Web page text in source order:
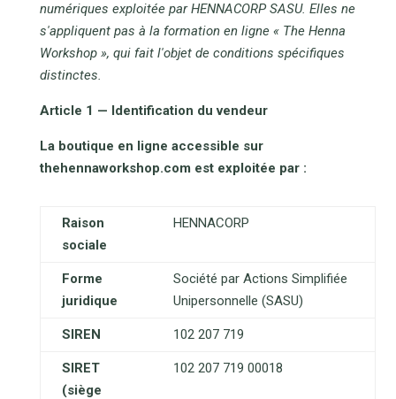
numériques exploitée par HENNACORP SASU. Elles ne
s'appliquent pas à la formation en ligne « The Henna
Workshop », qui fait l'objet de conditions spécifiques
distinctes.
Article 1 — Identification du vendeur
La boutique en ligne accessible sur
thehennaworkshop.com est exploitée par :
Raison
sociale
HENNACORP
Forme
juridique
Société par Actions Simplifiée
Unipersonnelle (SASU)
SIREN 102 207 719
SIRET
(siège
102 207 719 00018